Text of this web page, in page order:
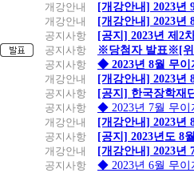
개강안내
[개강안내] 2023년
개강안내
[개강안내] 2023년
공지사항
[공지] 2023년 제2
공지사항
※당첨자 발표※[위
공지사항
◆ 2023년 8월 무
개강안내
[개강안내] 2023년
공지사항
[공지] 한국장학재
공지사항
◆ 2023년 7월 무
개강안내
[개강안내] 2023년
공지사항
[공지] 2023년도 8
개강안내
[개강안내] 2023년
공지사항
◆ 2023년 6월 무